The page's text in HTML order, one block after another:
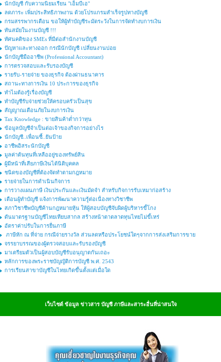
นักบัญชี กับความนิยมเรียน "เอ็มบีเอ"
ลดภาระ เพิ่มประสิทธิภาพงาน ด้วยโปรแกรมสำเร็จรูปทางบัญชี
กรมสรรพากรเตือน ขอให้ผู้ทำบัญชีระมัดระวังในการจัดทำงบการเงิน
ทันสมัยในงานบัญชี !!!
ทัศนคติของ SMEs ที่มีต่อสำนักงานบัญชี
ปัญหาและทางออก กรณีนักบัญชี เปลี่ยนงานบ่อย
นักบัญชีมืออาชีพ (Professional Accountant)
การตรวจสอบและรับรองบัญชี
รายรับ-รายจ่าย ของธุรกิจ ต้องผ่านธนาคาร
สถานะทางการเงิน 10 ประการของธุรกิจ
ทำไมต้องรู้เรื่องบัญชี
ทำบัญชีรับจ่ายช่วยให้ครอบครัวเป็นสุข
สัญญาณเตือนภัยในงบการเงิน
Tax Knowledge : ขายสินค้าต่ำกว่าทุน
ข้อมูลบัญชีจำเป็นต่อเจ้าของกิจการอย่างไร
นักบัญชี..เพื่อนซี้..ยันป้าย
อาชีพอิสระนักบัญชี
มูลค่าต้นทุนที่เหลืออยู่ของทรัพย์สิน
ผู้มีหน้าที่เสียภาษีเงินได้นิติบุคคล
ชนิดของบัญชีที่ต้องจัดทำตามกฎหมาย
รายจ่ายในการดำเนินกิจการ
การวางแผนภาษี เงินประกันและเงินมัดจำ สำหรับกิจการรับเหมาก่อสร้าง
เตือนผู้ทำบัญชี แจ้งการพัฒนาความรู้ต่อเนื่องทางวิชาชีพ
สภาวิชาชีพบัญชีค้านกฎหมายหุ้น ให้ผู้สอบบัญชีจับผิดผู้บริหารขี้โกง
ดันมาตรฐานบัญชีไทยเทียบสากล สร้างหน้าตาตลาดทุนไทยไม่ขี้เหร่
อัตราค่าปรับในการยื่นภาษี
ภาษีหัก ณ ที่จ่าย กรณีจ่ายรางวัล ส่วนลดหรือประโยชน์ใดๆจากการส่งเสริมการขาย
จรรยาบรรณของผู้ตรวจสอบและรับรองบัญชี
มาเตรียมตัวเป็นผู้สอบบัญชีรับอนุญาตกันเถอะ
หลักการของพระราชบัญญัติการบัญชี พ.ศ. 2543
การเรียนสาขาบัญชีในไทยเกิดขึ้นตั้งแต่เมื่อใด
เว็บไซต์ ข้อมูล ข่าวสาร บัญชี ภาษีและสาระอื่นที่น่าสนใจ